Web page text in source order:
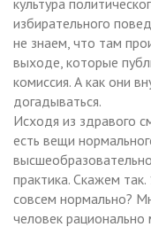
избирательного
не знаем, что там
выходе, которые
комиссия. А как они
догадываться.
Исходя из здравого
есть вещи
практика. Скажем
совсем нормально?
человек